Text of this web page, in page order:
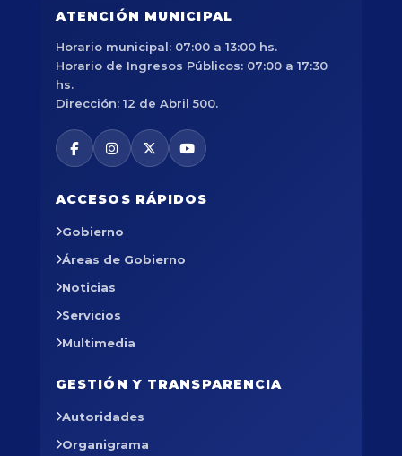
ATENCIÓN MUNICIPAL
Horario municipal: 07:00 a 13:00 hs.
Horario de Ingresos Públicos: 07:00 a 17:30
hs.
Dirección: 12 de Abril 500.
ACCESOS RÁPIDOS
Gobierno
Áreas de Gobierno
Noticias
Servicios
Multimedia
GESTIÓN Y TRANSPARENCIA
Autoridades
Organigrama